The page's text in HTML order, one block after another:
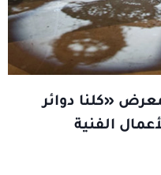
«كلنا دوائر
الفنية